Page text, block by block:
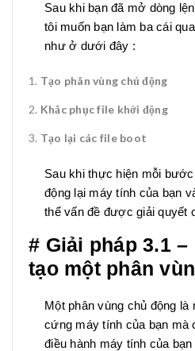
Sau khi bạn đã mở dòng
tôi muốn bạn làm ba cái
như ở dưới đây :
Tạo phân vùng chủ động
Khắc phục file khởi động
Tạo lại các file boot
Sau khi thực hiện mỗi
động lại máy tính của bạn
thể vấn đề được giải quyết
# Giải pháp 3.1
tạo một phân
Một phân vùng chủ động là
cứng máy tính của bạn mà
điều hành máy tính của bạn